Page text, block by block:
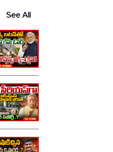
See All